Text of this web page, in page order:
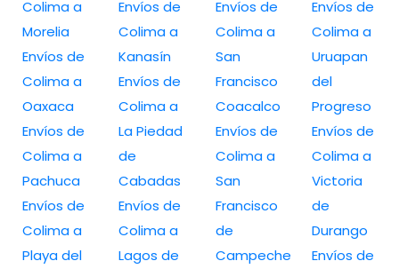
Colima a
Morelia
Envíos de
Colima a
Oaxaca
Envíos de
Colima a
Pachuca
Envíos de
Colima a
Playa del
Envíos de
Colima a
Kanasín
Envíos de
Colima a
La Piedad
de
Cabadas
Envíos de
Colima a
Lagos de
Envíos de
Colima a
San
Francisco
Coacalco
Envíos de
Colima a
San
Francisco
de
Campeche
Envíos de
Colima a
Uruapan
del
Progreso
Envíos de
Colima a
Victoria
de
Durango
Envíos de